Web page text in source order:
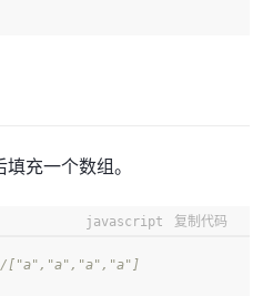
充一个数组。
javascript 复制代码
["a","a","a","a"]